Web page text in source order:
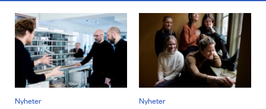
Nyheter Nyheter